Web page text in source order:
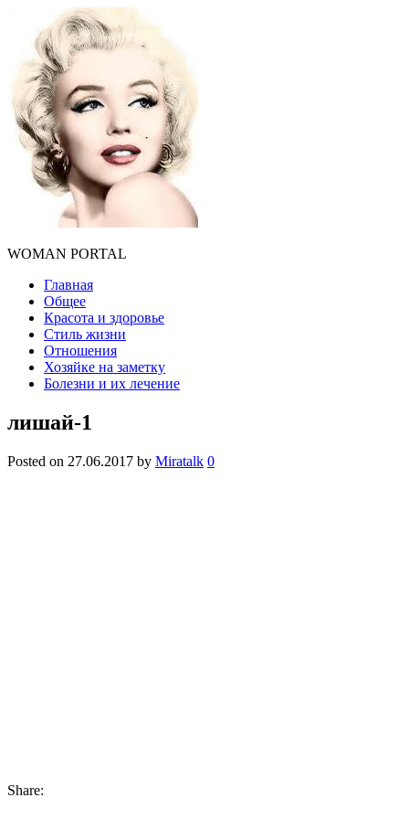
WOMAN PORTAL
Главная
Общее
Красота и здоровье
Стиль жизни
Отношения
Хозяйке на заметку
Болезни и их лечение
лишай-1
Posted on 27.06.2017 by Miratalk 0
Share: